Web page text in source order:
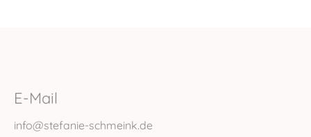
E-Mail
info@stefanie-schmeink.de